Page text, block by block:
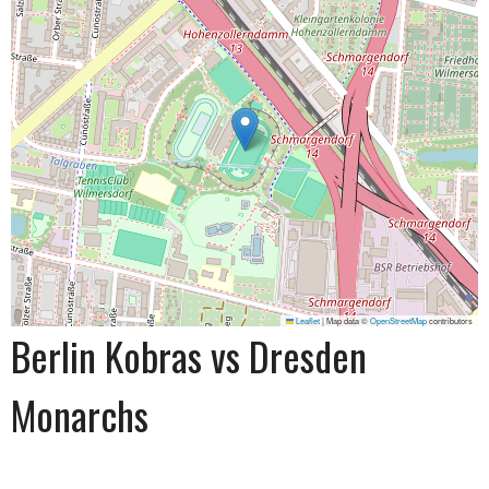
Leaflet|Map data ©OpenStreetMapcontributors
Berlin Kobras vs Dresden
Monarchs